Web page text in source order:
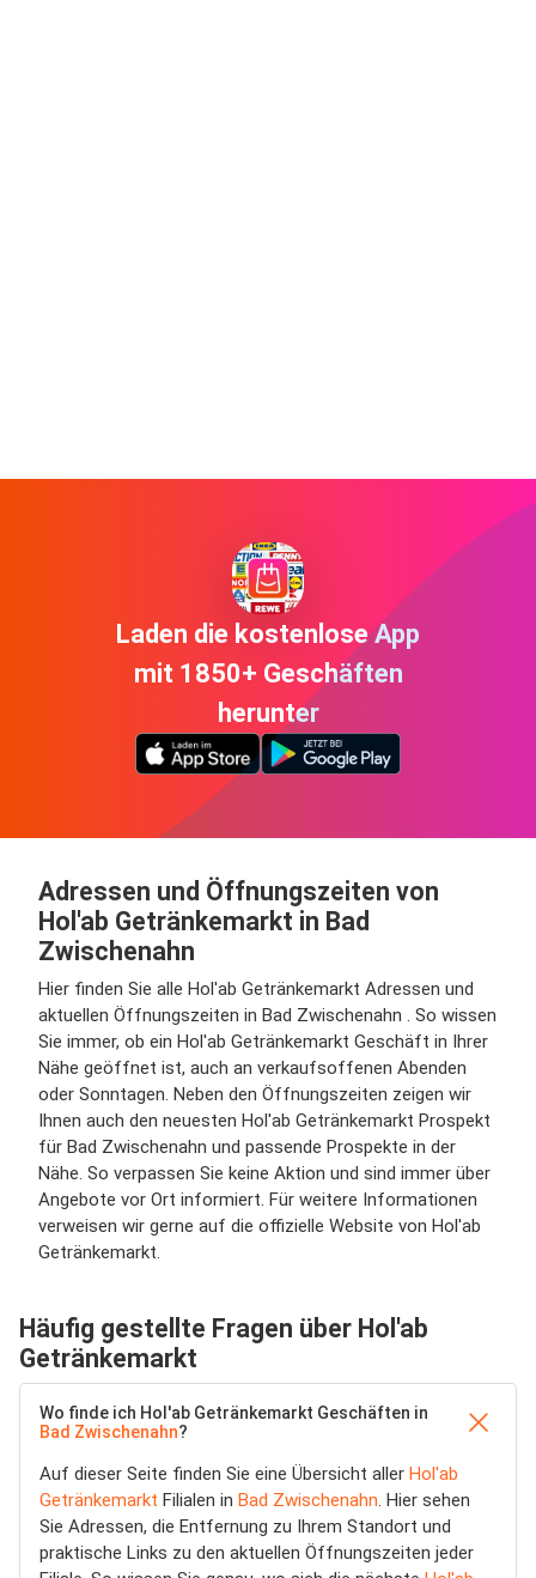
Laden die kostenlose App
mit 1850+ Geschäften
herunter
Adressen und Öffnungszeiten von
Hol'ab Getränkemarkt in Bad
Zwischenahn
Hier finden Sie alle Hol'ab Getränkemarkt Adressen und
aktuellen Öffnungszeiten in Bad Zwischenahn . So wissen
Sie immer, ob ein Hol'ab Getränkemarkt Geschäft in Ihrer
Nähe geöffnet ist, auch an verkaufsoffenen Abenden
oder Sonntagen. Neben den Öffnungszeiten zeigen wir
Ihnen auch den neuesten Hol'ab Getränkemarkt Prospekt
für Bad Zwischenahn und passende Prospekte in der
Nähe. So verpassen Sie keine Aktion und sind immer über
Angebote vor Ort informiert. Für weitere Informationen
verweisen wir gerne auf die offizielle Website von Hol'ab
Getränkemarkt.
Häufig gestellte Fragen über Hol'ab
Getränkemarkt
Wo finde ich Hol'ab Getränkemarkt Geschäften in
Bad Zwischenahn?
Auf dieser Seite finden Sie eine Übersicht aller Hol'ab
Getränkemarkt Filialen in Bad Zwischenahn. Hier sehen
Sie Adressen, die Entfernung zu Ihrem Standort und
praktische Links zu den aktuellen Öffnungszeiten jeder